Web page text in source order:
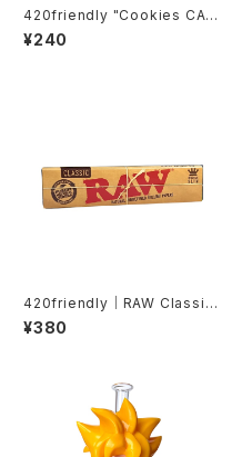
420friendly "Cookies CA
Mylar Bag – RED / 7g" クッキ
ー マイラーバッグ（レッド）10×1
¥240
420friendly｜RAW Classic
(King Size Slim) ローリング
ペーパー /ロウ クラシック
¥380